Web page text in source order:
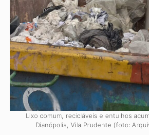
Lixo comum, recicláveis e entulhos
Dianópolis, Vila Prudente (foto: